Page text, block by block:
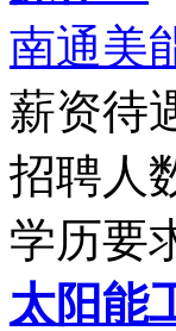
南通美
薪资待
招聘人
学历要
太阳能